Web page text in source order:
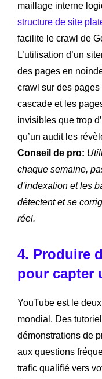
maillage interne
structure de site
facilite le crawl de
L’utilisation d’un
des pages en
crawl sur des
cascade et les
invisibles que trop
qu’un audit les
Conseil de pro:
chaque semaine,
d’indexation et les
détectent et se
réel.
4. Produire
pour capter
YouTube est le
mondial. Des
démonstrations de
aux questions
trafic qualifié vers